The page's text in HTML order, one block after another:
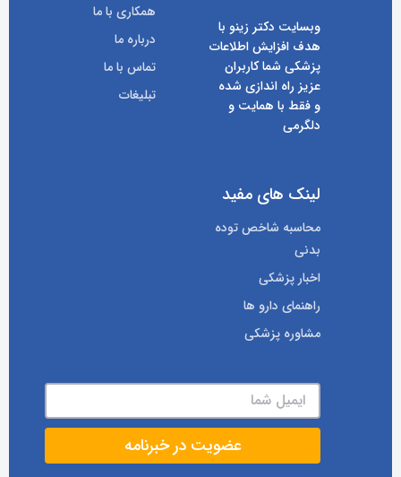
وبسایت دکتر زینو با
هدف افزایش اطلاعات
پزشکی شما کاربران
عزیز راه اندازی شده
و فقط با همایت و
دلگرمی
همکاری با ما
درباره ما
تماس با ما
تبلیغات
لینک های مفید
محاسبه شاخص توده
بدنی
اخبار پزشکی
راهنمای دارو ها
مشاوره پزشکی